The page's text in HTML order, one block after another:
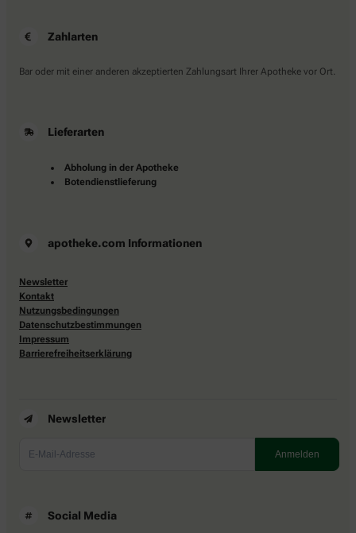
Zahlarten
Bar oder mit einer anderen akzeptierten Zahlungsart Ihrer Apotheke vor Ort.
Lieferarten
Abholung in der Apotheke
Botendienstlieferung
apotheke.com Informationen
Newsletter
Kontakt
Nutzungsbedingungen
Datenschutzbestimmungen
Impressum
Barrierefreiheitserklärung
Newsletter
Social Media